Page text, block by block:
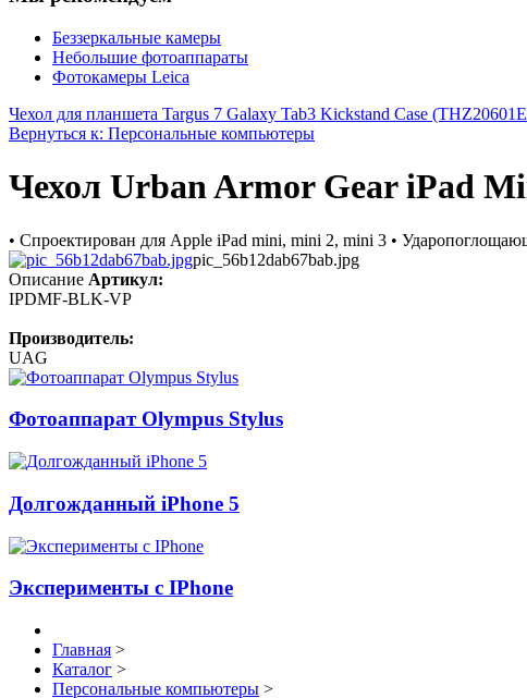
Беззеркальные камеры
Небольшие фотоаппараты
Фотокамеры Leica
Чехол для планшета Targus 7 Galaxy Tab3 Kickstand Case
Вернуться к: Персональные компьютеры
Чехол Urban Armor Gear iPad
• Спроектирован для Apple iPad mini, mini 2, mini 3 •
pic_56b12dab67bab.jpg
Описание Артикул:
IPDMF-BLK-VP
Производитель:
UAG
Фотоаппарат Olympus Stylus
Долгожданный iPhone 5
Эксперименты с IPhone
Главная >
Каталог >
Персональные компьютеры >